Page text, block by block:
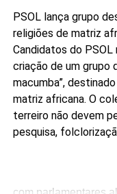
PSOL lança grupo
religiões de matriz
Candidatos do
criação de um grupo
macumba”,
matriz africana. O
terreiro não devem
pesquisa,